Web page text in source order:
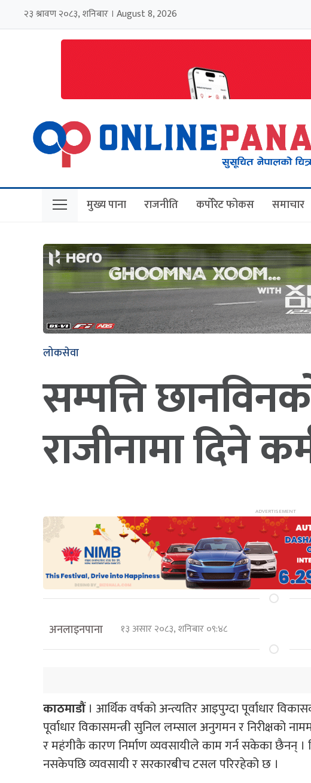
२३ श्रावण २०८३, शनिबार । August 8, 2026
मुख्य पाना राजनीति कर्पोरेट फोकस समाचार
लोकसेवा
सम्पत्ति
राजीनामा दिने
अनलाइनपाना १३ असार २०८३, शनिबार ०९:४८
काठमाडौं। आर्थिक वर्षको अन्त्यतिर आइपुग्दा पूर्वाधार
पूर्वाधार विकासमन्त्री सुनिल लम्साल अनुगमन र निरीक्षको
र महंगीकै कारण निर्माण व्यवसायीले काम गर्न सकेका छैनन् ।
नसकेपछि व्यवसायी र सरकारबीच टसल परिरहेको छ ।